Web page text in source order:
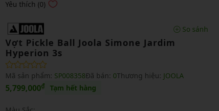
Yêu thích (0)
So sánh
Vợt Pickle Ball Joola Simone Jardim
Hyperion 3s
Mã sản phẩm: SP008358Đã bán: 0Thương hiệu: JOOLA
5,799,000₫ Tạm hết hàng